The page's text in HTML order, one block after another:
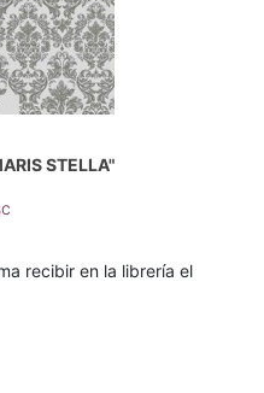
STELLA"
recibir en la librería el